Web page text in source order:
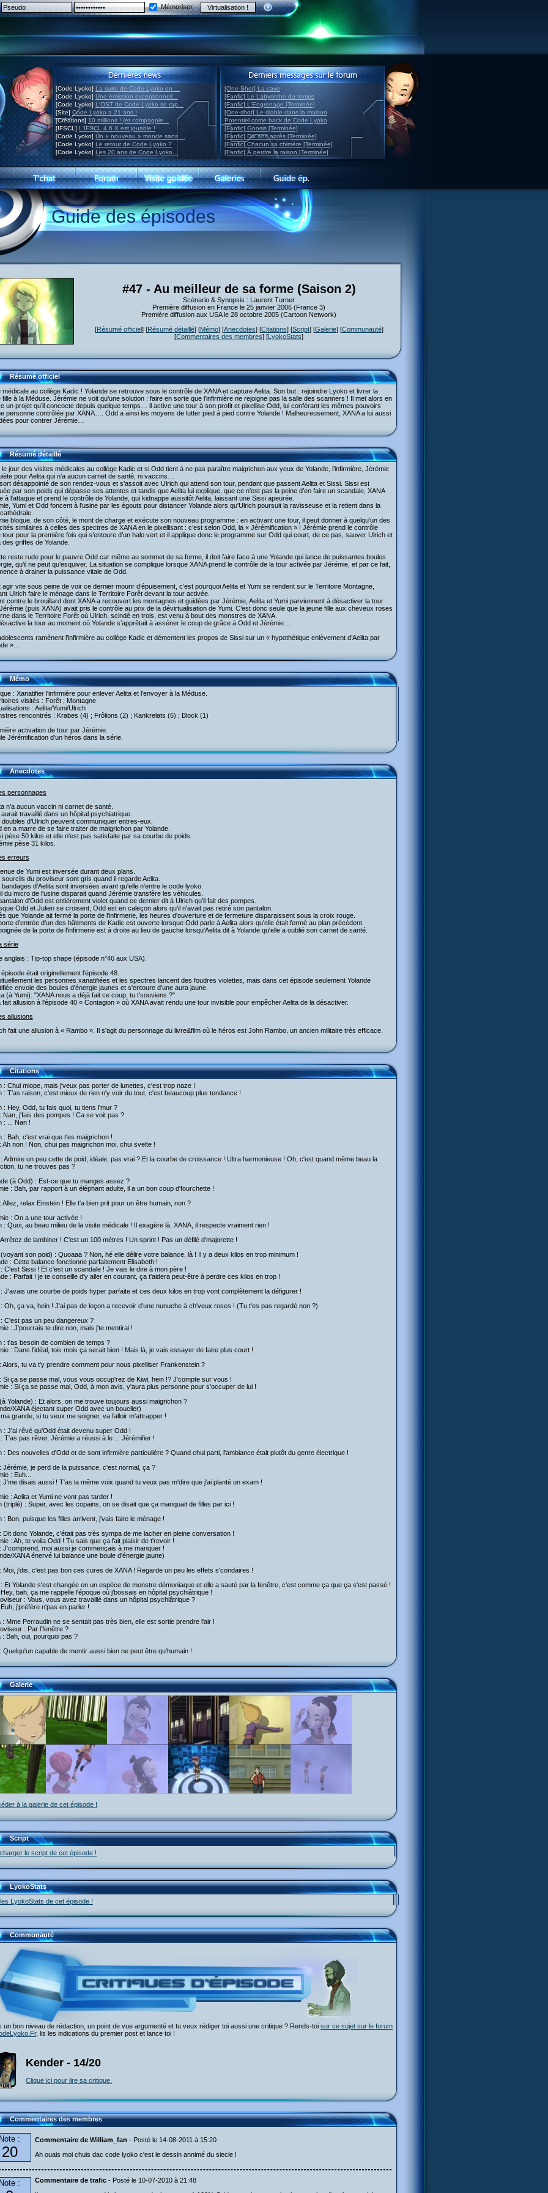
Mémoriser
[Code Lyoko] La suite de Code Lyoko en ...
[Code Lyoko] Une émission exceptionnell...
[Code Lyoko] L'OST de Code Lyoko se rap...
[Site] Code Lyoko a 21 ans !
[Créations] 10 millions ! (et compagnie...
[IFSCL] L'IFSCL 4.6.X est jouable !
[Code Lyoko] Un « nouveau » monde sans ...
[Code Lyoko] Le retour de Code Lyoko ?
[Code Lyoko] Les 20 ans de Code Lyoko...
[One-Shot] La cave
[Fanfic] Le Labyrinthe du temps
[Fanfic] L'Engrenage [Terminée]
[One-shot] Le diable dans la maison
Potentiel come back de Code Lyoko
[Fanfic] Gnosis [Terminée]
[Fanfic] Dix ans après [Terminée]
[Fanfic] Chacun sa chimère [Terminée]
[Fanfic] À perdre la raison [Terminée]
Guide des épisodes
#47 - Au meilleur de sa forme (Saison 2)
Scénario & Synopsis : Laurent Turner
Première diffusion en France le 25 janvier 2006 (France 3)
Première diffusion aux USA le 28 octobre 2005 (Cartoon Network)
[Résumé officiel] [Résumé détaillé] [Mémo] [Anecdotes] [Citations] [Script] [Galerie] [Communauté]
[Commentaires des membres] [LyokoStats]
Résumé officiel
médicale au collège Kadic ! Yolande se retrouve sous le contrôle de XANA et capture Aelita. Son but : rejoindre Lyoko et livrer la
fille à la Méduse. Jérémie ne voit qu’une solution : faire en sorte que l’infirmière ne rejoigne pas la salle des scanners ! Il met alors en
un projet qu’il concocte depuis quelque temps… il active une tour à son profit et pixellise Odd, lui conférant les mêmes pouvoirs
personne contrôlée par XANA…. Odd a ainsi les moyens de lutter pied à pied contre Yolande ! Malheureusement, XANA a lui aussi
pour contrer Jérémie…
Résumé détaillé
le jour des visites médicales au collège Kadic et si Odd tient à ne pas paraître maigrichon aux yeux de Yolande, l’infirmière, Jérémie
pour Aelita qui n’a aucun carnet de santé, ni vaccins…
désappointé de son rendez-vous et s’assoit avec Ulrich qui attend son tour, pendant que passent Aelita et Sissi. Sissi est
par son poids qui dépasse ses attentes et tandis que Aelita lui explique, que ce n’est pas la peine d’en faire un scandale, XANA
à l‘attaque et prend le contrôle de Yolande, qui kidnappe aussitôt Aelita, laissant une Sissi apeurée.
Yumi et Odd foncent à l’usine par les égouts pour distancer Yolande alors qu'Ulrich poursuit la ravisseuse et la retient dans la
bloque, de son côté, le mont de charge et exécute son nouveau programme : en activant une tour, il peut donner à quelqu’un des
similaires à celles des spectres de XANA en le pixellisant : c’est selon Odd, la « Jérémification » ! Jérémie prend le contrôle
tour pour la première fois qui s’entoure d’un halo vert et il applique donc le programme sur Odd qui court, de ce pas, sauver Ulrich et
des griffes de Yolande.
reste rude pour le pauvre Odd car même au sommet de sa forme, il doit faire face à une Yolande qui lance de puissantes boules
qu’il ne peut qu’esquiver. La situation se complique lorsque XANA prend le contrôle de la tour activée par Jérémie, et par ce fait,
à drainer la puissance vitale de Odd.
agir vite sous peine de voir ce dernier mourir d’épuisement, c’est pourquoi Aelita et Yumi se rendent sur le Territoire Montagne,
Ulrich faire le ménage dans le Territoire Forêt devant la tour activée.
contre le brouillard dont XANA a recouvert les montagnes et guidées par Jérémie, Aelita et Yumi parviennent à désactiver la tour
(puis XANA) avait pris le contrôle au prix de la dévirtualisation de Yumi. C’est donc seule que la jeune fille aux cheveux roses
dans le Territoire Forêt où Ulrich, scindé en trois, est venu à bout des monstres de XANA.
la tour au moment où Yolande s’apprêtait à asséner le coup de grâce à Odd et Jérémie…
ramènent l’infirmière au collège Kadic et démentent les propos de Sissi sur un « hypothétique enlèvement d’Aelita par
»…
Mémo
: Xanatifier l'infirmière pour enlever Aelita et l'envoyer à la Méduse.
visités : Forêt ; Montagne
: Aelita/Yumi/Ulrich
rencontrés : Krabes (4) ; Frôlions (2) ; Kankrelats (6) ; Block (1)
activation de tour par Jérémie.
Jérémification d'un héros dans la série.
Anecdotes
personnages
n'a aucun vaccin ni carnet de santé.
travaillé dans un hôpital psychiatrique.
d'Ulrich peuvent communiquer entres-eux.
en a marre de se faire traiter de maigrichon par Yolande.
pèse 50 kilos et elle n'est pas satisfaite par sa courbe de poids.
pèse 31 kilos.
erreurs
de Yumi est inversée durant deux plans.
du proviseur sont gris quand il regarde Aelita.
d'Aelita sont inversées avant qu'elle n'entre le code lyoko.
du micro de l'usine disparait quand Jérémie transfère les véhicules.
d'Odd est entièrement violet quand ce dernier dit à Ulrich qu'il fait des pompes.
Odd et Julien se croisent, Odd est en caleçon alors qu'il n'avait pas retiré son pantalon.
que Yolande ait fermé la porte de l'infirmerie, les heures d'ouverture et de fermeture disparaissent sous la croix rouge.
d'entrée d'un des bâtiments de Kadic est ouverte lorsque Odd parle à Aelita alors qu'elle était fermé au plan précédent.
de la porte de l'infirmerie est à droite au lieu de gauche lorsqu'Aelita dit à Yolande qu'elle a oublié son carnet de santé.
série
anglais : Tip-top shape (épisode n°46 aux USA).
était originellement l'épisode 48.
les personnes xanatifiées et les spectres lancent des foudres violettes, mais dans cet épisode seulement Yolande
envoie des boules d'énergie jaunes et s'entoure d'une aura jaune.
(à Yumi): "XANA nous a déjà fait ce coup, tu t'souviens ?"
fait allusion à l'épisode 40 « Contagion » où XANA avait rendu une tour invisible pour empêcher Aelita de la désactiver.
allusions
fait une allusion à « Rambo ». Il s'agit du personnage du livre&film où le héros est John Rambo, un ancien militaire très efficace.
Citations
: Chui miope, mais j'veux pas porter de lunettes, c'est trop naze !
: T'as raison, c'est mieux de rien n'y voir du tout, c'est beaucoup plus tendance !
: Hey, Odd, tu fais quoi, tu tiens l'mur ?
Nan, j'fais des pompes ! Ca se voit pas ?
: ... Nan !
: Bah, c'est vrai que t'es maigrichon !
Ah non ! Non, chui pas maigrichon moi, chui svelte !
Admire un peu cette de poid, idéale, pas vrai ? Et la courbe de croissance ! Ultra harmonieuse ! Oh, c'est quand même beau la
tu ne trouves pas ?
(à Odd) : Est-ce que tu manges assez ?
: Bah, par rapport à un éléphant adulte, il a un bon coup d'fourchette !
Allez, relax Einstein ! Elle t'a bien prit pour un être humain, non ?
: On a une tour activée !
: Quoi, au beau milieu de la visite médicale ! Il exagère là, XANA, il respecte vraiment rien !
de lambiner ! C'est un 100 mètres ! Un sprint ! Pas un défilé d'majorette !
son poid) : Quoaaa ? Non, hé elle délire votre balance, là ! Il y a deux kilos en trop minimum !
: Cette balance fonctionne parfaitement Elisabeth !
C'est Sissi ! Et c'est un scandale ! Je vais le dire à mon père !
: Parfait ! je te conseille d'y aller en courant, ça t'aidera peut-être à perdre ces kilos en trop !
J'avais une courbe de poids hyper parfaite et ces deux kilos en trop vont complètement la défigurer !
Oh, ça va, hein ! J'ai pas de leçon a recevoir d'une nunuche à ch'veux roses ! (Tu t'es pas regardé non ?)
: C'est pas un peu dangereux ?
: J'pourrais te dire non, mais j'te mentirai !
: t'as besoin de combien de temps ?
: Dans l'idéal, tois mois ça serait bien ! Mais là, je vais essayer de faire plus court !
Alors, tu va t'y prendre comment pour nous pixelliser Frankenstein ?
Si ça se passe mal, vous vous occup'rez de Kiwi, hein !? J'compte sur vous !
: Si ça se passe mal, Odd, à mon avis, y'aura plus personne pour s'occuper de lui !
Yolande) : Et alors, on me trouve toujours aussi maigrichon ?
XANA éjectant super Odd avec un bouclier)
grande, si tu veux me soigner, va falloir m'attrapper !
: J'ai rêvé qu'Odd était devenu super Odd !
: T'as pas rêver, Jérémie a réussi à le ... Jérémifier !
: Des nouvelles d'Odd et de sont infirmière particulière ? Quand chui parti, l'ambiance était plutôt du genre électrique !
Jérémie, je perd de la puissance, c'est normal, ça ?
: Euh...
J'me disais aussi ! T'as la même voix quand tu veux pas m'dire que j'ai planté un exam !
: Aelita et Yumi ne vont pas tarder !
(triplé) : Super, avec les copains, on se disait que ça manquait de filles par ici !
: Bon, puisque les filles arrivent, j'vais faire le ménage !
Dit donc Yolande, c'était pas très sympa de me lacher en pleine conversation !
: Ah, te voila Odd ! Tu sais que ça fait plaisir de t'revoir !
J'comprend, moi aussi je commençais à me manquer !
XANA énervé lui balance une boule d'énergie jaune)
Moi, j'dis, c'est pas bon ces cures de XANA ! Regarde un peu les effets s'condaires !
Et Yolande s'est changée en un espèce de monstre démoniaque et elle a sauté par la fenêtre, c'est comme ça que ça s'est passé !
bah, ça me rappelle l'époque où j'bossais en hôpital psychiâtrique !
: Vous, vous avez travaillé dans un hôpital psychiâtrique ?
j'préfère n'pas en parler !
: Mme Perraudin ne se sentait pas très bien, elle est sortie prendre l'air !
: Par l'fenêtre ?
: Bah, oui, pourquoi pas ?
Quelqu'un capable de mentir aussi bien ne peut être qu'humain !
Galerie
à la galerie de cet épisode !
Script
le script de cet épisode !
LyokoStats
LyokoStats de cet épisode !
Communauté
un bon niveau de rédaction, un point de vue argumenté et tu veux rédiger toi aussi une critique ? Rends-toi sur ce sujet sur le forum
, lis les indications du premier post et lance toi !
Kender - 14/20
Clique ici pour lire sa critique.
Commentaires des membres
Note :
20
Commentaire de William_fan - Posté le 14-08-2011 à 15:20
Ah ouais moi chuis dac code lyoko c'est le dessin annimé du siecle !
Note : Commentaire de trafic - Posté le 10-07-2010 à 21:48